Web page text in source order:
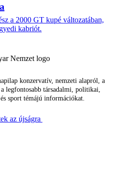
a 2000 GT kupé változatában,
kabriót.
konzervatív, nemzeti alapról, a
legfontosabb társadalmi, politikai,
sport témájú információkat.
az újságra